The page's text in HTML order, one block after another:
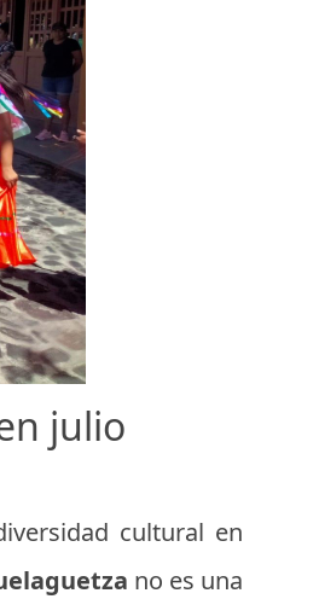
julio
cultural en
no es una